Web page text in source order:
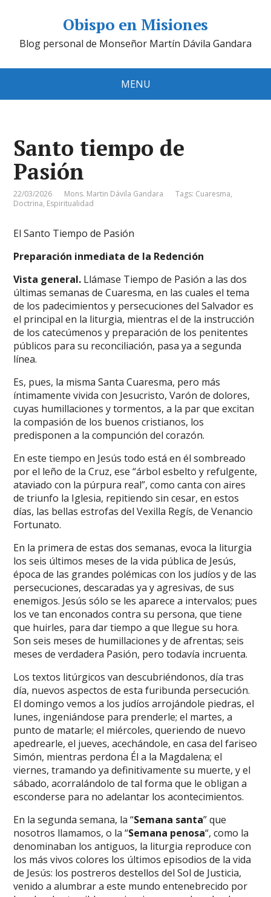
Obispo en Misiones
Blog personal de Monseñor Martín Dávila Gandara
MENU
Santo tiempo de
Pasión
22/03/2026 Mons. Martin Dávila Gandara Tags: Cuaresma,
Doctrina, Espiritualidad
El Santo Tiempo de Pasión
Preparación inmediata de la Redención
Vista general. Llámase Tiempo de Pasión a las dos
últimas semanas de Cuaresma, en las cuales el tema
de los padecimientos y persecuciones del Salvador es
el principal en la liturgia, mientras el de la instrucción
de los catecúmenos y preparación de los penitentes
públicos para su reconciliación, pasa ya a segunda
línea.
Es, pues, la misma Santa Cuaresma, pero más
íntimamente vivida con Jesucristo, Varón de dolores,
cuyas humillaciones y tormentos, a la par que excitan
la compasión de los buenos cristianos, los
predisponen a la compunción del corazón.
En este tiempo en Jesús todo está en él sombreado
por el leño de la Cruz, ese “árbol esbelto y refulgente,
ataviado con la púrpura real”, como canta con aires
de triunfo la Iglesia, repitiendo sin cesar, en estos
días, las bellas estrofas del Vexilla Regís, de Venancio
Fortunato.
En la primera de estas dos semanas, evoca la liturgia
los seis últimos meses de la vida pública de Jesús,
época de las grandes polémicas con los judíos y de las
persecuciones, descaradas ya y agresivas, de sus
enemigos. Jesús sólo se les aparece a intervalos; pues
los ve tan enconados contra su persona, que tiene
que huirles, para dar tiempo a que llegue su hora.
Son seis meses de humillaciones y de afrentas; seis
meses de verdadera Pasión, pero todavía incruenta.
Los textos litúrgicos van descubriéndonos, día tras
día, nuevos aspectos de esta furibunda persecución.
El domingo vemos a los judíos arrojándole piedras, el
lunes, ingeniándose para prenderle; el martes, a
punto de matarle; el miércoles, queriendo de nuevo
apedrearle, el jueves, acechándole, en casa del fariseo
Simón, mientras perdona Él a la Magdalena; el
viernes, tramando ya definitivamente su muerte, y el
sábado, acorralándolo de tal forma que le obligan a
esconderse para no adelantar los acontecimientos.
En la segunda semana, la “Semana santa” que
nosotros llamamos, o la “Semana penosa“, como la
denominaban los antiguos, la liturgia reproduce con
los más vivos colores los últimos episodios de la vida
de Jesús: los postreros destellos del Sol de Justicia,
venido a alumbrar a este mundo entenebrecido por